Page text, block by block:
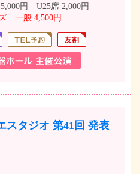
5,000円 U25席 2,000円
一般 4,500円
スタジオ 第41回 発表